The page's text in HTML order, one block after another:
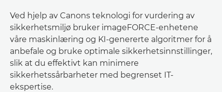
Ved hjelp av Canons teknologi for vurdering av
sikkerhetsmiljø bruker imageFORCE-enhetene
våre maskinlæring og KI-genererte algoritmer for å
anbefale og bruke optimale sikkerhetsinnstillinger,
slik at du effektivt kan minimere
sikkerhetssårbarheter med begrenset IT-
ekspertise.